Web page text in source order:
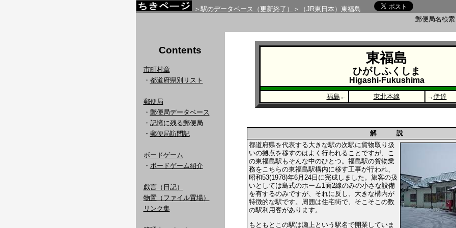
＞ 駅のデータベース（更新終了）
＞（JR東日本）東福島
郵便局名検
Contents
市町村章
・ 都道府県別リスト
郵便局
・ 郵便局データベース
・ 記憶に残る郵便局
・ 郵便局訪問記
ボードゲーム
・ ボードゲーム紹介
戯言（日記）
物置（ファイル置場）
リンク集
東福島
ひがしふくしま
Higashi-Fukushima
福島 ← 東北本線 →伊達
解 説
都道府県を代表する大きな駅の次駅に貨物取り扱
いの拠点を移すのはよく行われることですが、こ
の東福島駅もそんな中のひとつ。福島駅の貨物業
務をこちらの東福島駅構内に移す工事が行われ、
昭和53(1978)年6月24日に完成しました。旅客の扱
いとしては島式のホーム1面2線のみの小さな設備
を有するのみですが、それに反し、大きな構内が
特徴的な駅です。周囲は住宅街で、そこそこの数
の駅利用客があります。
もともとこの駅は瀬上という駅名で開業していま